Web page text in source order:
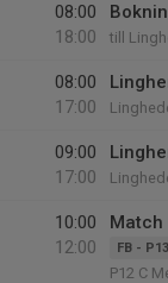
08:00
18:00
till
08:00
17:00
09:00
17:00
10:00
12:00
Match
FB -
P12 C